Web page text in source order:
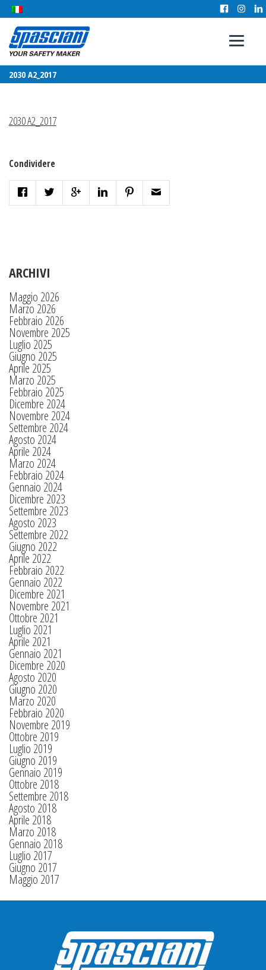
2030 A2_2017
2030 A2_2017
Condividere
ARCHIVI
Maggio 2026
Marzo 2026
Febbraio 2026
Novembre 2025
Luglio 2025
Giugno 2025
Aprile 2025
Marzo 2025
Febbraio 2025
Dicembre 2024
Novembre 2024
Settembre 2024
Agosto 2024
Aprile 2024
Marzo 2024
Febbraio 2024
Gennaio 2024
Dicembre 2023
Settembre 2023
Agosto 2023
Settembre 2022
Giugno 2022
Aprile 2022
Febbraio 2022
Gennaio 2022
Dicembre 2021
Novembre 2021
Ottobre 2021
Luglio 2021
Aprile 2021
Gennaio 2021
Dicembre 2020
Agosto 2020
Giugno 2020
Marzo 2020
Febbraio 2020
Novembre 2019
Ottobre 2019
Luglio 2019
Giugno 2019
Gennaio 2019
Ottobre 2018
Settembre 2018
Agosto 2018
Aprile 2018
Marzo 2018
Gennaio 2018
Luglio 2017
Giugno 2017
Maggio 2017